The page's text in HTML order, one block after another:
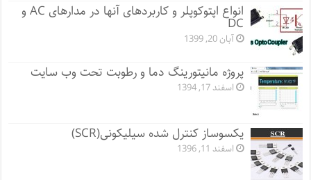
انواع اپتوکوپلر و کاربردهای آنها در مدارهای AC و
DC
آبان 20, 1399
پروژه مانيتورينگ دما و رطوبت تحت وب سایت
اسفند 17, 1394
یکسوساز کنترل شده سیلیکونی(SCR)
اسفند 11, 1396